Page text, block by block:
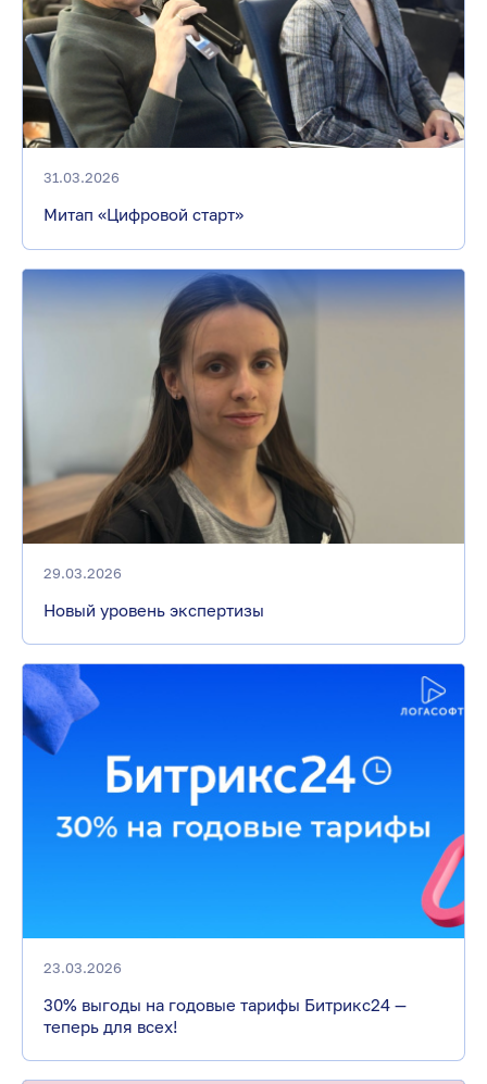
31.03.2026
Митап «Цифровой старт»
29.03.2026
Новый уровень экспертизы
23.03.2026
30% выгоды на годовые тарифы Битрикс24 —
теперь для всех!